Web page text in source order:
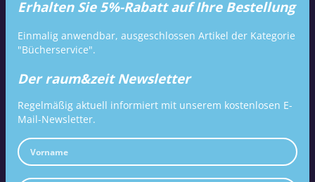
Erhalten Sie 5%-Rabatt auf Ihre Bestellung
Einmalig anwendbar, ausgeschlossen Artikel der Kategorie
"Bücherservice".
Der raum&zeit Newsletter
Regelmäßig aktuell informiert mit unserem kostenlosen E-
Mail-Newsletter.